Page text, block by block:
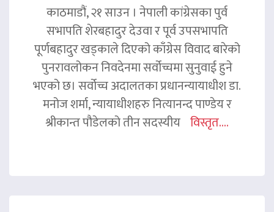
काठमाडौं, २१ साउन । नेपाली कांग्रेसका पुर्व
सभापति शेरबहादुर देउवा र पूर्व उपसभापति
पूर्णबहादुर खड्काले दिएको काँग्रेस विवाद बारेको
पुनरावलोकन निवदेनमा सर्वोच्चमा सुनुवाई हुने
भएको छ। सर्वोच्च अदालतका प्रधानन्यायाधीश डा.
मनोज शर्मा, न्यायाधीशहरु नित्यानन्द पाण्डेय र
श्रीकान्त पौडेलको तीन सदस्यीय विस्तृत....